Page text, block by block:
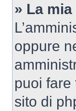
» La
oppure
puoi fare
sito di